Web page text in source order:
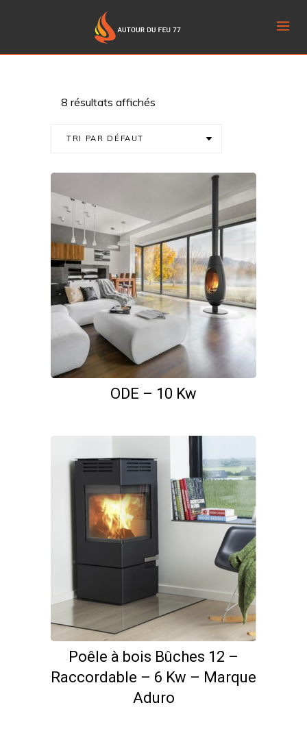
8 résultats affichés
TRI PAR DÉFAUT
ODE – 10 Kw
Poêle à bois Bûches 12 –
Raccordable – 6 Kw – Marque
Aduro